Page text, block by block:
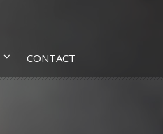
CONTACT